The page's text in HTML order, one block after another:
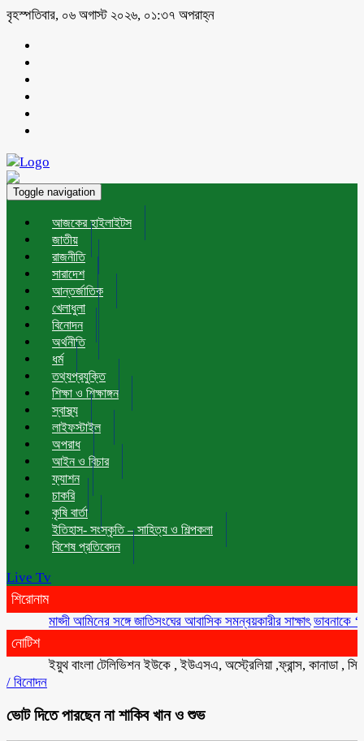
বৃহস্পতিবার, ০৬ অগাস্ট ২০২৬, ০১:৩৭ অপরাহ্ন
Toggle navigation
আজকের হাইলাইটস
জাতীয়
রাজনীতি
সারাদেশ
আন্তর্জাতিক
খেলাধুলা
বিনোদন
অর্থনীতি
ধর্ম
তথ্যপ্রযুক্তি
শিক্ষা ও শিক্ষাঙ্গন
স্বাস্থ্য
লাইফস্টাইল
অপরাধ
আইন ও বিচার
ফ্যাশন
চাকরি
কৃষি বার্তা
ইতিহাস- সংস্কৃতি – সাহিত্য ও শিল্পকলা
বিশেষ প্রতিবেদন
Live Tv
শিরোনাম
মাহ্দী আমিনের সঙ্গে জাতিসংঘের আবাসিক সমন্বয়কারীর সাক্ষাৎ ভাবনাকে ‘বিরল
নোটিশ
ইয়ুথ বাংলা টেলিভিশন ইউকে , ইউএসএ, অস্ট্রেলিয়া ,ফ্রান্স, কানাডা ,
/ বিনোদন
ভোট দিতে পারছেন না শাকিব খান ও শুভ